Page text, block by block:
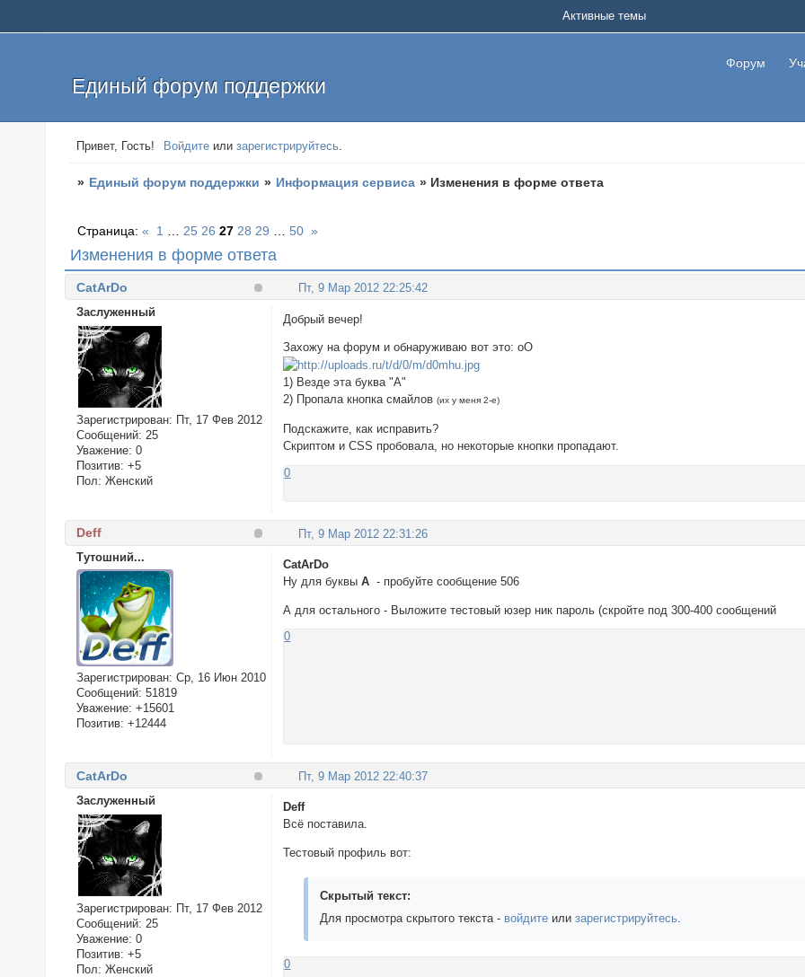
Единый форум поддержки
Форум
Активные темы
Привет, Гость! Войдите илизарегистрируйтесь.
» Единый форум поддержки » Информация сервиса » Изменения в форме ответа
Изменения в форме ответа
Страница:« 1 25 26 27 28 29 50 »
Пт, 9 Мар 2012 22:25:42
CatArDo
Заслуженный
Зарегистрирован: Пт, 17 Фев 2012
Сообщений: 25
Уважение: 0
Позитив: +5
Пол: Женский
Добрый вечер!
Захожу на форум и обнаруживаю вот это: оО
1) Везде эта буква "А"
2) Пропала кнопка смайлов(их у меня 2-е)
Подскажите, как исправить?
Скриптом и CSS пробовала, но некоторые кнопки пропадают.
0
Пт, 9 Мар 2012 22:31:26
Deff
Тутошний...
Зарегистрирован: Ср, 16 Июн 2010
Сообщений: 51819
Уважение: +15601
Позитив: +12444
CatArDo
Ну для буквыА - пробуйте сообщение 506
А для остального - Выложите тестовый юзер ник пароль (скройте под 300-400 сообщений
0
Пт, 9 Мар 2012 22:40:37
CatArDo
Заслуженный
Зарегистрирован: Пт, 17 Фев 2012
Сообщений: 25
Уважение: 0
Позитив: +5
Пол: Женский
Deff
Всё поставила.
Тестовый профиль вот:
Скрытый текст:
Для просмотра скрытого текста - войдите илизарегистрируйтесь.
0